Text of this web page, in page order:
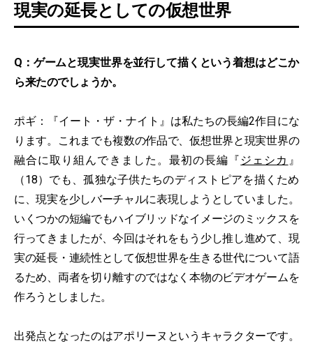
現実の延長としての仮想世界
Q：ゲームと現実世界を並行して描くという着想はどこか
ら来たのでしょうか。
ポギ：『イート・ザ・ナイト』は私たちの長編2作目にな
ります。これまでも複数の作品で、仮想世界と現実世界の
融合に取り組んできました。最初の長編『 ジェシカ 』
（18）でも、孤独な子供たちのディストピアを描くため
に、現実を少しバーチャルに表現しようとしていました。
いくつかの短編でもハイブリッドなイメージのミックスを
行ってきましたが、今回はそれをもう少し推し進めて、現
実の延長・連続性として仮想世界を生きる世代について語
るため、両者を切り離すのではなく本物のビデオゲームを
作ろうとしました。
出発点となったのはアポリーヌというキャラクターです。